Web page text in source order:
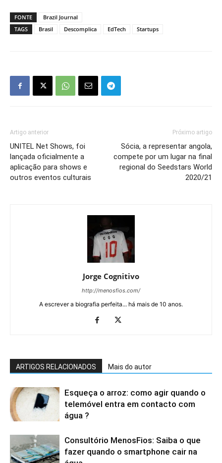
FONTE
Brazil Journal
TAGS
Brasil Descomplica EdTech Startups
Artigo anterior
UNITEL Net Shows, foi
lançada oficialmente a
aplicação para shows e
outros eventos culturais
Próximo artigo
Sócia, a representar angola,
compete por um lugar na final
regional do Seedstars World
2020/21
Jorge Cognitivo
http://menosfios.com/
A escrever a biografia perfeita... há mais de 10 anos.
ARTIGOS RELACIONADOS Mais do autor
Esqueça o arroz: como agir quando o
telemóvel entra em contacto com
água ?
Consultório MenosFios: Saiba o que
fazer quando o smartphone cair na